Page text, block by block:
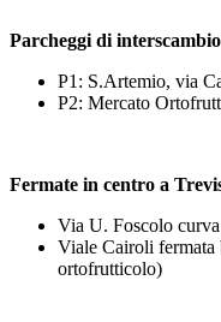
Parcheggi di interscambio
P1: S.Artemio, via
P2: Mercato
Fermate in centro a
Via U. Foscolo
Viale Cairoli fermata
ortofrutticolo)